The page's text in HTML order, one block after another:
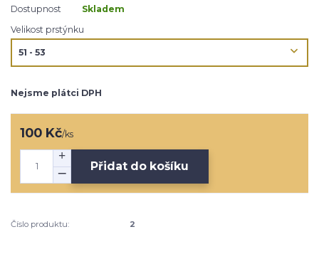
Dostupnost
Skladem
Velikost prstýnku
Nejsme plátci DPH
100 Kč/ks
Přidat do košíku
Číslo produktu: 2